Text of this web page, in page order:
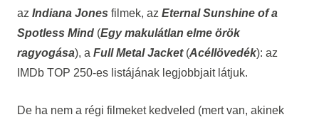
az Indiana Jones filmek, az Eternal Sunshine of a
Spotless Mind (Egy makulátlan elme örök
ragyogása), a Full Metal Jacket (Acéllövedék): az
IMDb TOP 250-es listájának legjobbjait látjuk.
De ha nem a régi filmeket kedveled (mert van, akinek